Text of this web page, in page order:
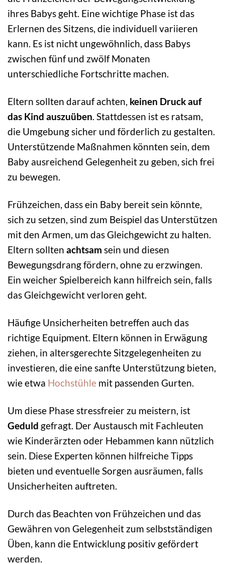
ihres Babys geht. Eine wichtige Phase ist das
Erlernen des Sitzens, die individuell variieren
kann. Es ist nicht ungewöhnlich, dass Babys
zwischen fünf und zwölf Monaten
unterschiedliche Fortschritte machen.
Eltern sollten darauf achten, keinen Druck auf
das Kind auszuüben. Stattdessen ist es ratsam,
die Umgebung sicher und förderlich zu gestalten.
Unterstützende Maßnahmen könnten sein, dem
Baby ausreichend Gelegenheit zu geben, sich frei
zu bewegen.
Frühzeichen, dass ein Baby bereit sein könnte,
sich zu setzen, sind zum Beispiel das Unterstützen
mit den Armen, um das Gleichgewicht zu halten.
Eltern sollten achtsam sein und diesen
Bewegungsdrang fördern, ohne zu erzwingen.
Ein weicher Spielbereich kann hilfreich sein, falls
das Gleichgewicht verloren geht.
Häufige Unsicherheiten betreffen auch das
richtige Equipment. Eltern können in Erwägung
ziehen, in altersgerechte Sitzgelegenheiten zu
investieren, die eine sanfte Unterstützung bieten,
wie etwa Hochstühle mit passenden Gurten.
Um diese Phase stressfreier zu meistern, ist
Geduld gefragt. Der Austausch mit Fachleuten
wie Kinderärzten oder Hebammen kann nützlich
sein. Diese Experten können hilfreiche Tipps
bieten und eventuelle Sorgen ausräumen, falls
Unsicherheiten auftreten.
Durch das Beachten von Frühzeichen und das
Gewähren von Gelegenheit zum selbstständigen
Üben, kann die Entwicklung positiv gefördert
werden.